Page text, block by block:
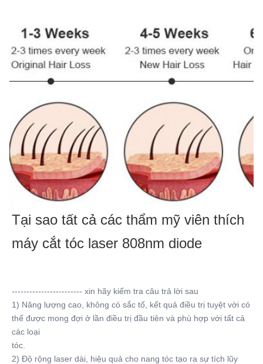
Tại sao tất cả các thẩm mỹ viên thích
máy cắt tóc laser 808nm diode
------------------------ xin hãy kiểm tra câu trả lời sau
1) Năng lượng cao, không có sắc tố, kết quả điều trị tuyệt vời có
thể được mong đợi ở lần điều trị đầu tiên và phù hợp với tất cả
các loại
tóc.
2) Độ rộng laser dài, hiệu quả cho nang tóc tạo ra sự tích lũy